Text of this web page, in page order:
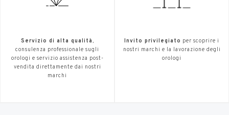
Servizio di alta qualità,
consulenza professionale sugli
orologi e servizio assistenza post-
vendita direttamente dai nostri
marchi
Invito privilegiato per scoprire i
nostri marchi e la lavorazione degli
orologi